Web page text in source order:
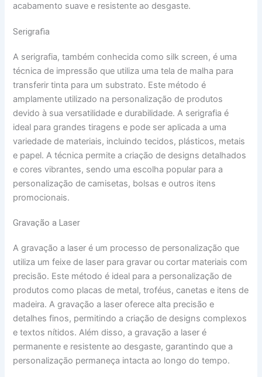
acabamento suave e resistente ao desgaste.
Serigrafia
A serigrafia, também conhecida como silk screen, é uma
técnica de impressão que utiliza uma tela de malha para
transferir tinta para um substrato. Este método é
amplamente utilizado na personalização de produtos
devido à sua versatilidade e durabilidade. A serigrafia é
ideal para grandes tiragens e pode ser aplicada a uma
variedade de materiais, incluindo tecidos, plásticos, metais
e papel. A técnica permite a criação de designs detalhados
e cores vibrantes, sendo uma escolha popular para a
personalização de camisetas, bolsas e outros itens
promocionais.
Gravação a Laser
A gravação a laser é um processo de personalização que
utiliza um feixe de laser para gravar ou cortar materiais com
precisão. Este método é ideal para a personalização de
produtos como placas de metal, troféus, canetas e itens de
madeira. A gravação a laser oferece alta precisão e
detalhes finos, permitindo a criação de designs complexos
e textos nítidos. Além disso, a gravação a laser é
permanente e resistente ao desgaste, garantindo que a
personalização permaneça intacta ao longo do tempo.